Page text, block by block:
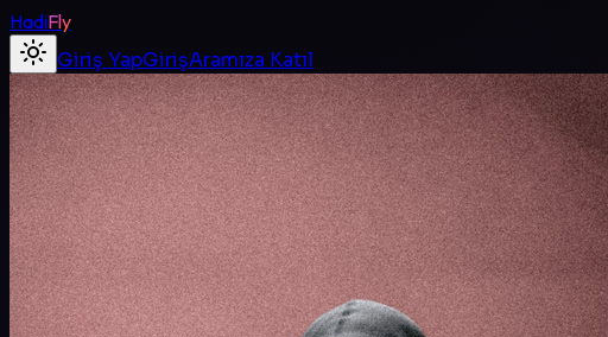
HadiFly
Giriş YapGirişAramıza Katıl